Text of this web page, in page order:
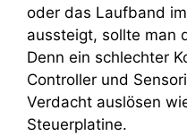
oder das Laufband
aussteigt, sollte man
Denn ein schlechter
Controller und
Verdacht auslösen
Steuerplatine.